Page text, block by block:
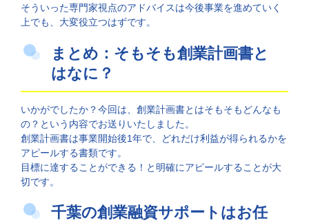
そういった専門家視点のアドバイスは今後事業を進めていく
上でも、大変役立つはずです。
まとめ：そもそも創業計画書と
はなに？
いかがでしたか？今回は、創業計画書とはそもそもどんなも
の？という内容でお送りいたしました。
創業計画書は事業開始後1年で、どれだけ利益が得られるかを
アピールする書類です。
目標に達することができる！と明確にアピールすることが大
切です。
千葉の創業融資サポートはお任